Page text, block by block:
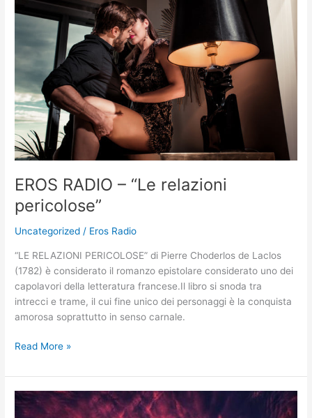
EROS RADIO – “Le relazioni
pericolose”
Uncategorized / Eros Radio
“LE RELAZIONI PERICOLOSE” di Pierre Choderlos de Laclos
(1782) è considerato il romanzo epistolare considerato uno dei
capolavori della letteratura francese.Il libro si snoda tra
intrecci e trame, il cui fine unico dei personaggi è la conquista
amorosa soprattutto in senso carnale.
“Le
pericolose”
Read More »
EROS
RADIO